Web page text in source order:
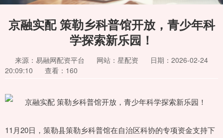
京融实配 策勒乡科普馆开放，青少年科
学探索新乐园！
来源：易融网配资平台 网站：星配资
日期：2026-02-24
20:09:10
查看：160
11月20日，策勒县策勒乡科普馆在自治区科协的专项资金支持下